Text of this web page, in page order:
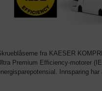
fra KAESER
Premium Efficiency-motorer
Innsparing